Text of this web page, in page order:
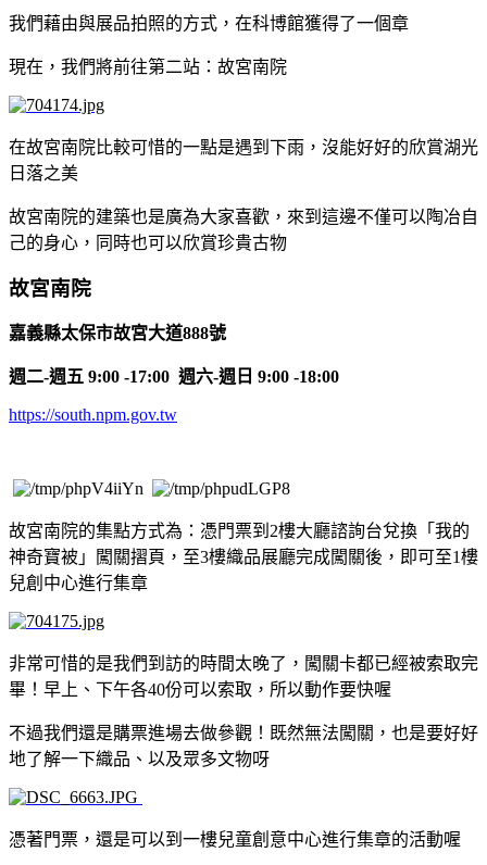
我們藉由與展品拍照的方式，在科博館獲得了一個章
現在，我們將前往第二站：故宮南院
在故宮南院比較可惜的一點是遇到下雨，沒能好好的欣賞湖光
日落之美
故宮南院的建築也是廣為大家喜歡，來到這邊不僅可以陶冶自
己的身心，同時也可以欣賞珍貴古物
故宮南院
嘉義縣太保市故宮大道888號
週二-週五 9:00 -17:00 週六-週日 9:00 -18:00
https://south.npm.gov.tw
故宮南院的集點方式為：憑門票到2樓大廳諮詢台兌換「我的
神奇寶被」闖關摺頁，至3樓織品展廳完成闖關後，即可至1樓
兒創中心進行集章
非常可惜的是我們到訪的時間太晚了，闖關卡都已經被索取完
畢！早上、下午各40份可以索取，所以動作要快喔
不過我們還是購票進場去做參觀！既然無法闖關，也是要好好
地了解一下織品、以及眾多文物呀
憑著門票，還是可以到一樓兒童創意中心進行集章的活動喔